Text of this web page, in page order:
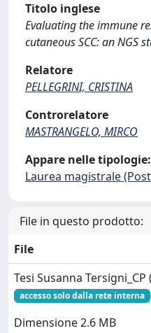
Titolo inglese
Evaluating the immune
cutaneous SCC: an NGS
Relatore
PELLEGRINI, CRISTINA
Controrelatore
MASTRANGELO, MIRCO
Appare nelle tipologie:
Laurea magistrale
File in questo prodotto:
File
Tesi Susanna Tersigni_CP
accesso solo dalla rete interna
Dimensione 2.6 MB